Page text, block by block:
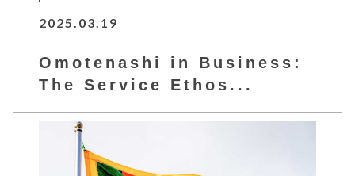
2025.03.19
Omotenashi in Business:
The Service Ethos...